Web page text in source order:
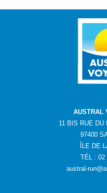
AUSTRAL
11 BIS RUE DU
97400
ÎLE DE
TÉL : 02
austral-